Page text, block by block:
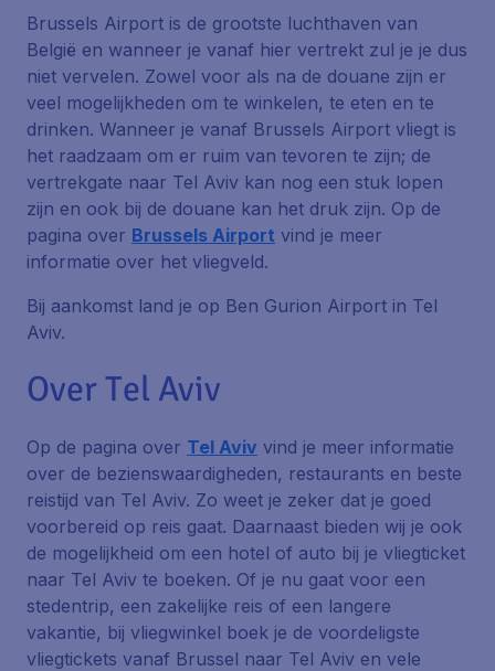
Brussels Airport is de grootste luchthaven van
België en wanneer je vanaf hier vertrekt zul je je dus
niet vervelen. Zowel voor als na de douane zijn er
veel mogelijkheden om te winkelen, te eten en te
drinken. Wanneer je vanaf Brussels Airport vliegt is
het raadzaam om er ruim van tevoren te zijn; de
vertrekgate naar Tel Aviv kan nog een stuk lopen
zijn en ook bij de douane kan het druk zijn. Op de
pagina over Brussels Airport vind je meer
informatie over het vliegveld.
Bij aankomst land je op Ben Gurion Airport in Tel
Aviv.
Over Tel Aviv
Op de pagina over Tel Aviv vind je meer informatie
over de bezienswaardigheden, restaurants en beste
reistijd van Tel Aviv. Zo weet je zeker dat je goed
voorbereid op reis gaat. Daarnaast bieden wij je ook
de mogelijkheid om een hotel of auto bij je vliegticket
naar Tel Aviv te boeken. Of je nu gaat voor een
stedentrip, een zakelijke reis of een langere
vakantie, bij vliegwinkel boek je de voordeligste
vliegtickets vanaf Brussel naar Tel Aviv en vele